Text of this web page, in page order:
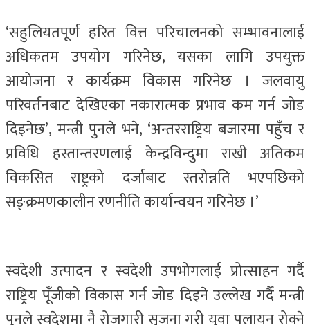
‘सहुलियतपूर्ण हरित वित्त परिचालनको सम्भावनालाई
अधिकतम उपयोग गरिनेछ, यसका लागि उपयुक्त
आयोजना र कार्यक्रम विकास गरिनेछ । जलवायु
परिवर्तनबाट देखिएका नकारात्मक प्रभाव कम गर्न जोड
दिइनेछ’, मन्त्री पुनले भने, ‘अन्तरराष्ट्रिय बजारमा पहुँच र
प्रविधि हस्तान्तरणलाई केन्द्रविन्दुमा राखी अतिकम
विकसित राष्ट्रको दर्जाबाट स्तरोन्नति भएपछिको
सङ्क्रमणकालीन रणनीति कार्यान्वयन गरिनेछ ।’
स्वदेशी उत्पादन र स्वदेशी उपभोगलाई प्रोत्साहन गर्दै
राष्ट्रिय पूँजीको विकास गर्न जोड दिइने उल्लेख गर्दै मन्त्री
पुनले स्वदेशमा नै रोजगारी सृजना गरी युवा पलायन रोक्ने